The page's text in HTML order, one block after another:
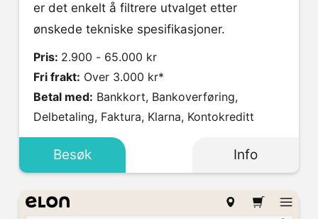
er det enkelt å filtrere utvalget etter
ønskede tekniske spesifikasjoner.
Pris: 2.900 - 65.000 kr
Fri frakt: Over 3.000 kr*
Betal med:
Delbetaling, Faktura, Klarna, Kontokreditt
Besøk Info